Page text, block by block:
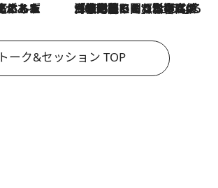
2026.8.3
「住宅建てられない…」「サーチャージ料の高値が続いている」ホルムズ海峡封鎖による影響はいつまで続く？《エネルギー専門家に聞く“どうなる日本の暮らし”》
トーク&セッション TOP